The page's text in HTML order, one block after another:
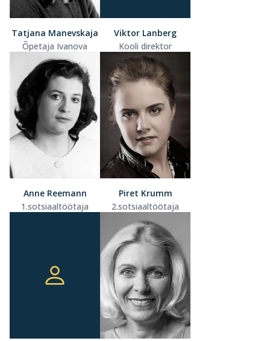
Tatjana Manevskaja
Õpetaja Ivanova
Viktor Lanberg
Kooli direktor
Anne Reemann
1.sotsiaaltöötaja
Piret Krumm
2.sotsiaaltöötaja